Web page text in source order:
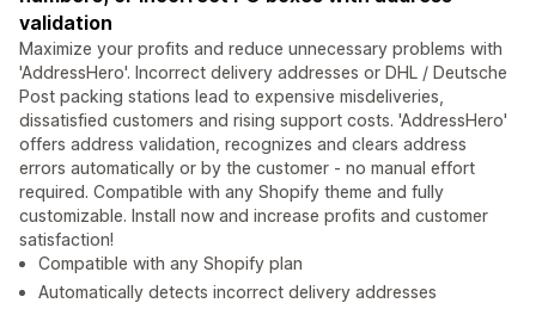
validation
Maximize your profits and reduce unnecessary problems with
'AddressHero'. Incorrect delivery addresses or DHL / Deutsche
Post packing stations lead to expensive misdeliveries,
dissatisfied customers and rising support costs. 'AddressHero'
offers address validation, recognizes and clears address
errors automatically or by the customer - no manual effort
required. Compatible with any Shopify theme and fully
customizable. Install now and increase profits and customer
satisfaction!
Compatible with any Shopify plan
Automatically detects incorrect delivery addresses